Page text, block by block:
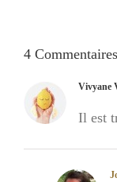
4 Commentaires
Vivyane
Il est